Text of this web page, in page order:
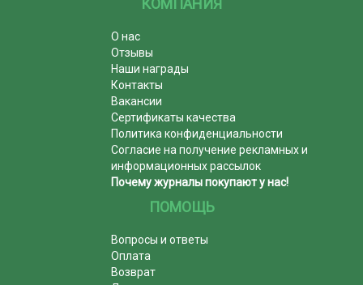
О нас
Отзывы
Наши награды
Контакты
Вакансии
Сертификаты качества
Политика конфиденциальности
Согласие на получение рекламных и
информационных рассылок
Почему журналы покупают у нас!
ПОМОЩЬ
Вопросы и ответы
Оплата
Возврат